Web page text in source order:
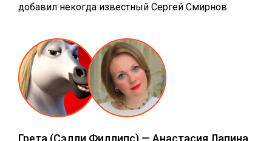
добавил некогда известный Сергей Смирнов.
Грета (Сэлли Филлипс) — Анастасия Лапина